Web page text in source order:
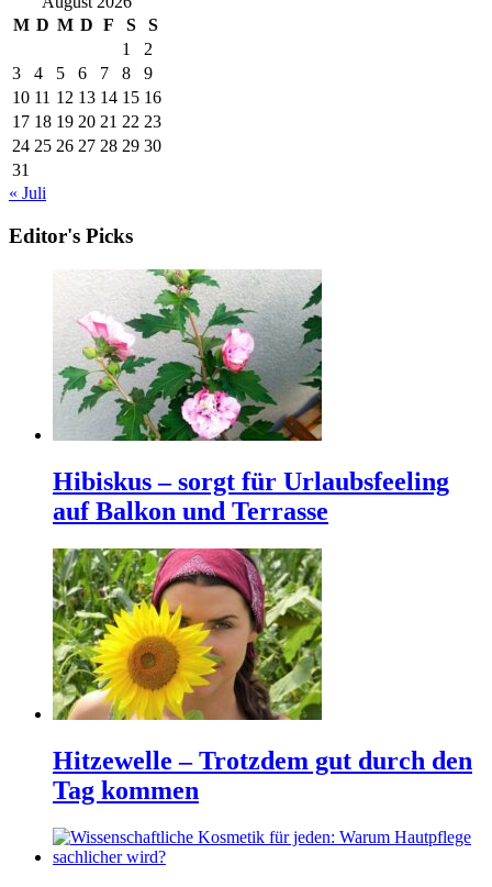
M D M D F S
S
1
2
3
4 5 6 7 8
9
10 11 12 13 14 15 16
17 18 19 20 21 22 23
24 25 26 27 28 29 30
31
« Juli
Editor's Picks
Hibiskus – sorgt für Urlaubsfeeling
auf Balkon und Terrasse
Hitzewelle – Trotzdem gut durch den
Tag kommen